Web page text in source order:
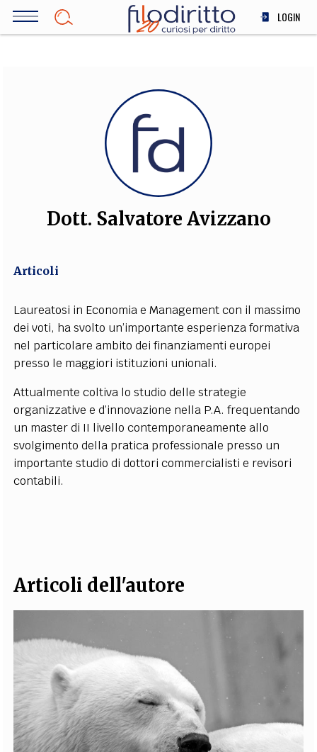
Salta
LOGIN
SOCIETÀ
MEDICINA
SCIENZA
STORIA E FILOSOFIA
INNOVAZIONE
ALTRO
FILODIRITTO
EXTRA
CODICI RUBRICHE LIBRI PROCEEDINGS PUBBLICITÀ
SOCIAL MEDIA
Dott. Salvatore Avizzano
Articoli
Laureatosi in Economia e Management con il massimo
dei voti, ha svolto un’importante esperienza formativa
nel particolare ambito dei finanziamenti europei
presso le maggiori istituzioni unionali.
Attualmente coltiva lo studio delle strategie
organizzative e d’innovazione nella P.A. frequentando
un master di II livello contemporaneamente allo
svolgimento della pratica professionale presso un
importante studio di dottori commercialisti e revisori
contabili.
Articoli dell'autore